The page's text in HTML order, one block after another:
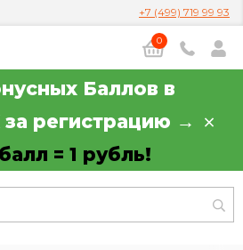
+7 (499) 719 99 93
0
Баллов в
регистрацию →
= 1 рубль!